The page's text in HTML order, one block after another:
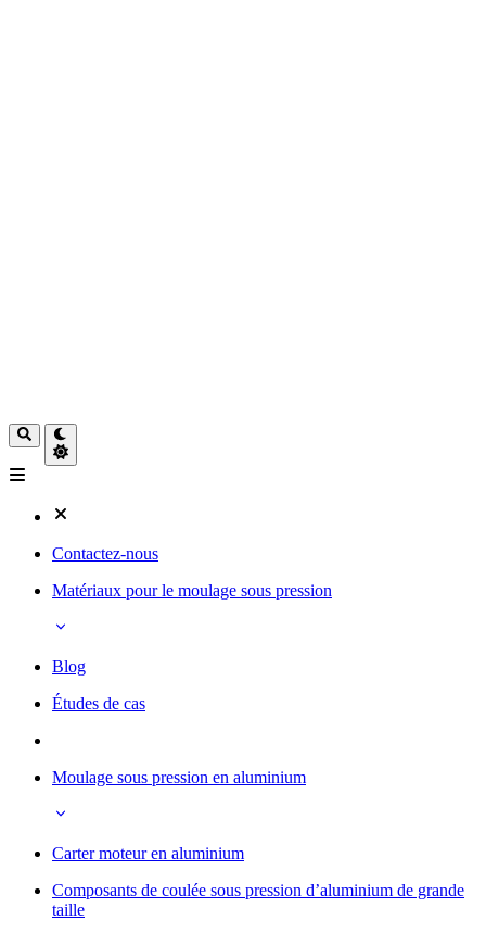
Contactez-nous
Matériaux pour le moulage sous pression
Blog
Études de cas
Moulage sous pression en aluminium
Carter moteur en aluminium
Composants de coulée sous pression d’aluminium de grande
taille